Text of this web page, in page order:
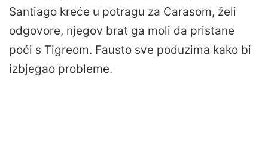
Santiago kreće u potragu za Carasom, želi
odgovore, njegov brat ga moli da pristane
poći s Tigreom. Fausto sve poduzima kako bi
izbjegao probleme.